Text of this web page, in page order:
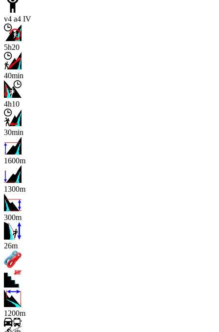
v4 a4 IV
5h20
40min
4h10
30min
1600m
1300m
300m
x
26m
1200m